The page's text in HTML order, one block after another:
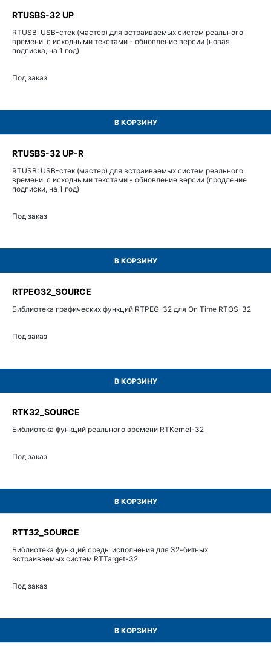
RTUSBS-32 UP
RTUSB: USB-стек (мастер) для встраиваемых систем реального
времени, с исходными текстами - обновление версии (новая
подписка, на 1 год)
Под заказ
В КОРЗИНУ
RTUSBS-32 UP-R
RTUSB: USB-стек (мастер) для встраиваемых систем реального
времени, с исходными текстами - обновление версии (продление
подписки, на 1 год)
Под заказ
В КОРЗИНУ
RTPEG32_SOURCE
Библиотека графических функций RTPEG-32 для On Time RTOS-32
Под заказ
В КОРЗИНУ
RTK32_SOURCE
Библиотека функций реального времени RTKernel-32
Под заказ
В КОРЗИНУ
RTT32_SOURCE
Библиотека функций среды исполнения для 32-битных
встраиваемых систем RTTarget-32
Под заказ
В КОРЗИНУ